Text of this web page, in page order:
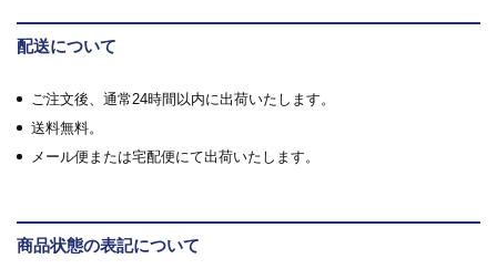
配送について
ご注文後、通常24時間以内に出荷いたします。
送料無料。
メール便または宅配便にて出荷いたします。
商品状態の表記について